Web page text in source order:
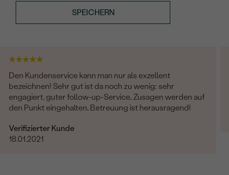
SPEICHERN
Den Kundenservice kann man nur als exzellent
bezeichnen! Sehr gut ist da noch zu wenig: sehr
engagiert, guter follow-up-Service, Zusagen werden auf
den Punkt eingehalten, Betreuung ist herausragend!
Verifizierter Kunde
18.01.2021